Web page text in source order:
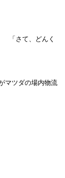
「さて、どんく
マツダの場内物流